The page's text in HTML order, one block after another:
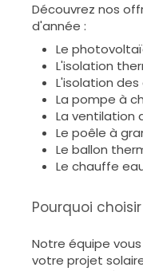
Découvrez nos
d'année :
Le
L'isolation
L'isolation
La pompe à
La ventilation
Le poêle à
Le ballon
Le chauffe
Pourquoi choisir
Notre équipe
votre projet